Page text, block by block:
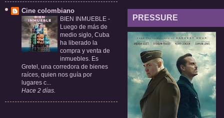
Cine colombiano
BIEN INMUEBLE -
Luego de más de
medio siglo, Cuba
ha liberado la
compra y venta de
inmuebles. Es
Gretel, una corredora de bienes
raíces, quien nos guía por
lugares c...
Hace 2 días.
PRESSURE